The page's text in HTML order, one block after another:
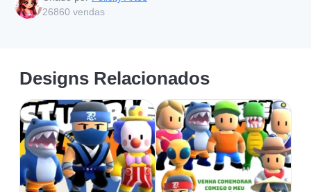
26860 vendas
Designs Relacionados